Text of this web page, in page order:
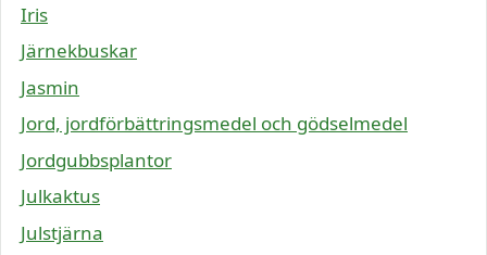
Iris
Järnekbuskar
Jasmin
Jord, jordförbättringsmedel och gödselmedel
Jordgubbsplantor
Julkaktus
Julstjärna